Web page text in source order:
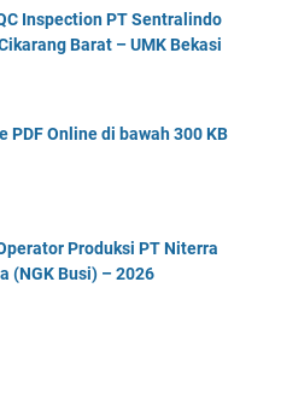
Inspection PT Sentralindo
Barat – UMK Bekasi
PDF Online di bawah 300 KB
Produksi PT Niterra
(NGK Busi) – 2026